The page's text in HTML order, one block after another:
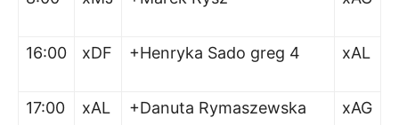
16:00 xDF +Henryka Sado greg 4 xAL
17:00 xAL
+Danuta Rymaszewska
xAG